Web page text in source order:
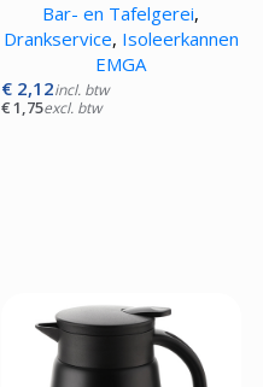
Bar- en Tafelgerei,
Drankservice, Isoleerkannen
EMGA
€2,12incl. btw
€1,75excl. btw